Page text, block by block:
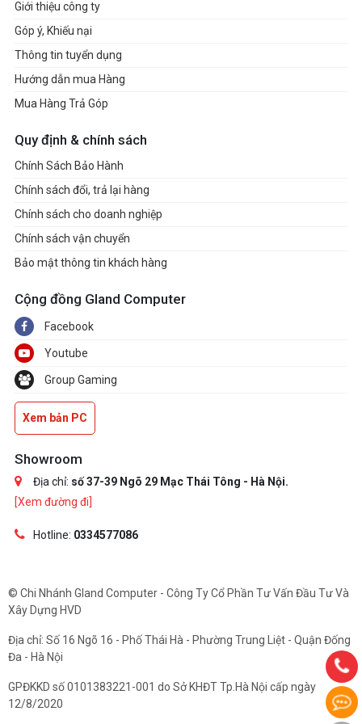
Giới thiệu công ty
Góp ý, Khiếu nại
Thông tin tuyển dụng
Hướng dẫn mua Hàng
Mua Hàng Trả Góp
Quy định & chính sách
Chính Sách Bảo Hành
Chính sách đổi, trả lại hàng
Chính sách cho doanh nghiệp
Chính sách vận chuyển
Bảo mật thông tin khách hàng
Cộng đồng Gland Computer
Facebook
Youtube
Group Gaming
Xem bản PC
Showroom
Địa chỉ: số 37-39 Ngõ 29 Mạc Thái Tông - Hà Nội.
[Xem đường đi]
Hotline: 0334577086
© Chi Nhánh Gland Computer - Công Ty Cổ Phần Tư Vấn Đầu Tư Và
Xây Dựng HVD
Địa chỉ: Số 16 Ngõ 16 - Phố Thái Hà - Phường Trung Liệt - Quận Đống
Đa - Hà Nội
GPĐKKD số 0101383221-001 do Sở KHĐT Tp.Hà Nội cấp ngày
12/8/2020